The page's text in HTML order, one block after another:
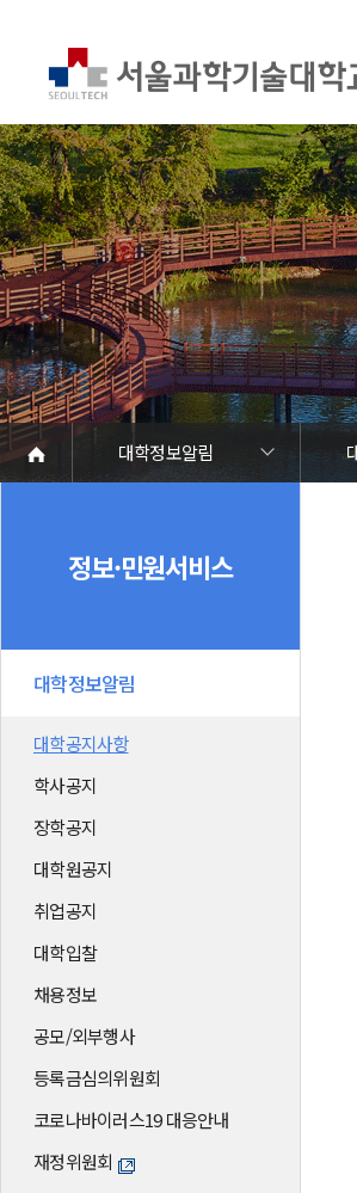
대학정보알림
대학정보알림
정보공개
정보서비스안내
온라인민원센터
청렴행정
갑질신고센터
유실물 센터
SEOULTECH광장
대
학
장
대
취
대
채
공
등
코
재
정보·민원서비스
대학정보알림
대학공지사항
학사공지
장학공지
대학원공지
취업공지
대학입찰
채용정보
공모/외부행사
등록금심의위원회
코로나바이러스19 대응안내
재정위원회